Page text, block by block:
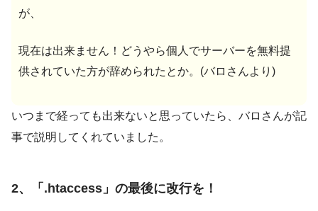
が、
現在は出来ません！どうやら個人でサーバーを無料提
供されていた方が辞められたとか。(バロさんより)
いつまで経っても出来ないと思っていたら、バロさんが記
事で説明してくれていました。
2、「.htaccess」の最後に改行を！